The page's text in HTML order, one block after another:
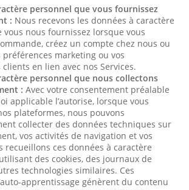
personnel que vous fournissez
: Nous recevons les données à caractère
vous nous fournissez lorsque vous
créez un compte chez nous ou
préférences marketing ou vos
en lien avec nos Services.
personnel que nous collectons
: Avec votre consentement préalable
applicable l’autorise, lorsque vous
plateformes, nous pouvons
collecter des données techniques sur
vos activités de navigation et vos
recueillons ces données à caractère
des cookies, des journaux de
technologies similaires. Ces
apprentissage génèrent du contenu